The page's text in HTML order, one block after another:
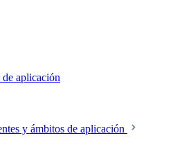
aplicación
y ámbitos de aplicación